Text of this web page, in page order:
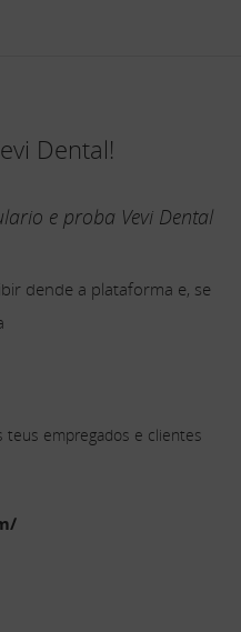
Dental!
e proba Vevi Dental
dende a plataforma e, se
teus empregados e clientes